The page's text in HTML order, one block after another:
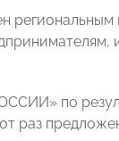
по
раз